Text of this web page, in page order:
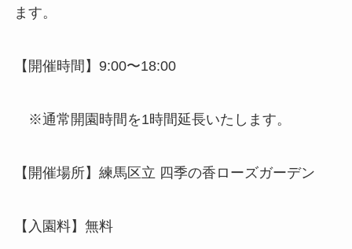
ます。
【開催時間】9:00〜18:00
※通常開園時間を1時間延長いたします。
【開催場所】練馬区立 四季の香ローズガーデン
【入園料】無料